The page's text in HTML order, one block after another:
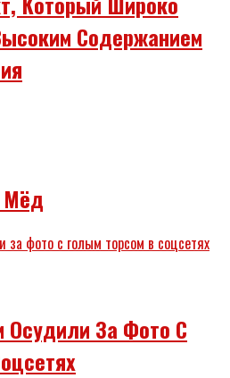
Содержанием
Мёд
Осудили За Фото С